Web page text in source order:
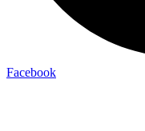
Facebook